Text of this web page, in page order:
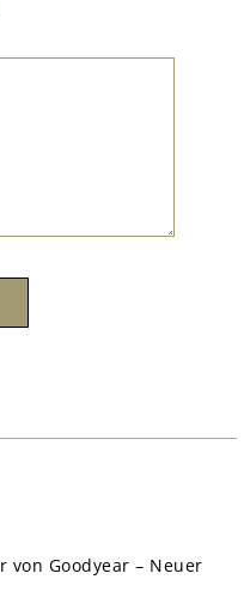
von Goodyear – Neuer